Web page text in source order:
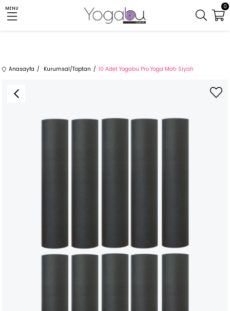
MENU 0
Anasayfa Kurumsal/Toptan 10 Adet Yogabu Pro Yoga Matı Siyah